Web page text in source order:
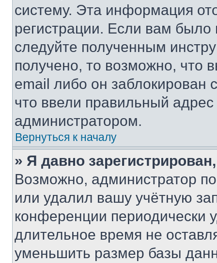
систему. Эта информация
регистрации. Если вам
следуйте полученным
получено, то возможно, что
email либо он
что ввели правильный адрес
администратором.
Вернуться к началу
» Я давно
Возможно, администратор
или удалил вашу учётную
конференции периодически
длительное время не
уменьшить размер базы